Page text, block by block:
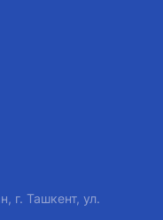
г. Ташкент, ул.